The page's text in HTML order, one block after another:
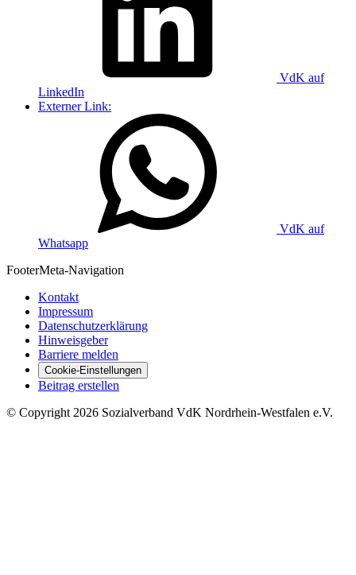
VdK auf
LinkedIn
Externer Link:
VdK auf
Whatsapp
FooterMeta-Navigation
Kontakt
Impressum
Datenschutzerklärung
Hinweisgeber
Barriere melden
Cookie-Einstellungen
Beitrag erstellen
© Copyright 2026 Sozialverband VdK Nordrhein-Westfalen e.V.